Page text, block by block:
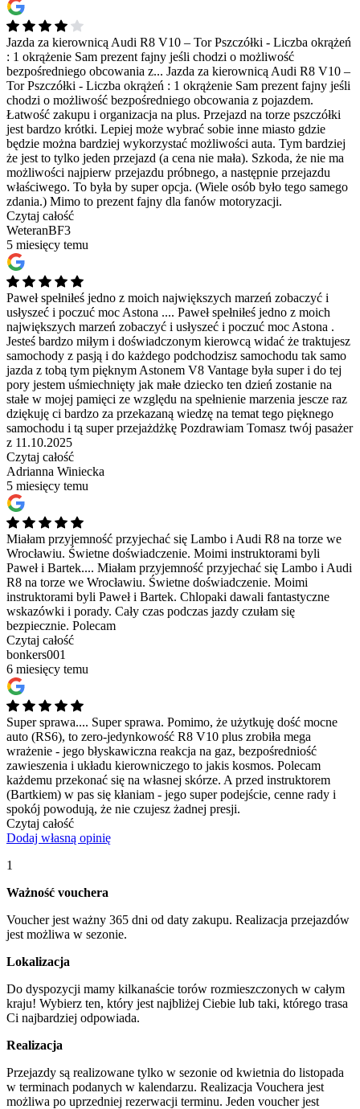
Jazda za kierownicą Audi R8 V10 – Tor Pszczółki - Liczba okrążeń
: 1 okrążenie Sam prezent fajny jeśli chodzi o możliwość
bezpośredniego obcowania z... Jazda za kierownicą Audi R8 V10 –
Tor Pszczółki - Liczba okrążeń : 1 okrążenie Sam prezent fajny jeśli
chodzi o możliwość bezpośredniego obcowania z pojazdem.
Łatwość zakupu i organizacja na plus. Przejazd na torze pszczółki
jest bardzo krótki. Lepiej może wybrać sobie inne miasto gdzie
będzie można bardziej wykorzystać możliwości auta. Tym bardziej
że jest to tylko jeden przejazd (a cena nie mała). Szkoda, że nie ma
możliwości najpierw przejazdu próbnego, a następnie przejazdu
właściwego. To była by super opcja. (Wiele osób było tego samego
zdania.) Mimo to prezent fajny dla fanów motoryzacji.
Czytaj całość
WeteranBF3
5 miesięcy temu
Paweł spełniłeś jedno z moich największych marzeń zobaczyć i
usłyszeć i poczuć moc Astona .... Paweł spełniłeś jedno z moich
największych marzeń zobaczyć i usłyszeć i poczuć moc Astona .
Jesteś bardzo miłym i doświadczonym kierowcą widać że traktujesz
samochody z pasją i do każdego podchodzisz samochodu tak samo
jazda z tobą tym pięknym Astonem V8 Vantage była super i do tej
pory jestem uśmiechnięty jak małe dziecko ten dzień zostanie na
stałe w mojej pamięci ze względu na spełnienie marzenia jescze raz
dziękuję ci bardzo za przekazaną wiedzę na temat tego pięknego
samochodu i tą super przejażdżkę Pozdrawiam Tomasz twój pasażer
z 11.10.2025
Czytaj całość
Adrianna Winiecka
5 miesięcy temu
Miałam przyjemność przyjechać się Lambo i Audi R8 na torze we
Wrocławiu. Świetne doświadczenie. Moimi instruktorami byli
Paweł i Bartek.... Miałam przyjemność przyjechać się Lambo i Audi
R8 na torze we Wrocławiu. Świetne doświadczenie. Moimi
instruktorami byli Paweł i Bartek. Chlopaki dawali fantastyczne
wskazówki i porady. Cały czas podczas jazdy czułam się
bezpiecznie. Polecam
Czytaj całość
bonkers001
6 miesięcy temu
Super sprawa.... Super sprawa. Pomimo, że użytkuję dość mocne
auto (RS6), to zero-jedynkowość R8 V10 plus zrobiła mega
wrażenie - jego błyskawiczna reakcja na gaz, bezpośredniość
zawieszenia i układu kierowniczego to jakis kosmos. Polecam
każdemu przekonać się na własnej skórze. A przed instruktorem
(Bartkiem) w pas się kłaniam - jego super podejście, cenne rady i
spokój powodują, że nie czujesz żadnej presji.
Czytaj całość
Dodaj własną opinię
1
Ważność vouchera
Voucher jest ważny 365 dni od daty zakupu. Realizacja przejazdów
jest możliwa w sezonie.
Lokalizacja
Do dyspozycji mamy kilkanaście torów rozmieszczonych w całym
kraju! Wybierz ten, który jest najbliżej Ciebie lub taki, którego trasa
Ci najbardziej odpowiada.
Realizacja
Przejazdy są realizowane tylko w sezonie od kwietnia do listopada
w terminach podanych w kalendarzu. Realizacja Vouchera jest
możliwa po uprzedniej rezerwacji terminu. Jeden voucher jest